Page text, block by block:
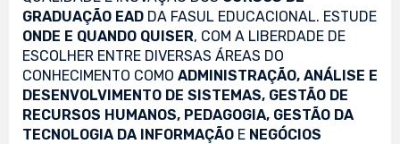
GRADUAÇÃO EAD DA FASUL EDUCACIONAL. ESTUDE
ONDE E QUANDO QUISER, COM A LIBERDADE DE
ESCOLHER ENTRE DIVERSAS ÁREAS DO
CONHECIMENTO COMO ADMINISTRAÇÃO, ANÁLISE E
DESENVOLVIMENTO DE SISTEMAS, GESTÃO DE
RECURSOS HUMANOS, PEDAGOGIA, GESTÃO DA
TECNOLOGIA DA INFORMAÇÃO E NEGÓCIOS